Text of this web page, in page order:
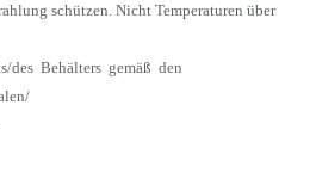
schützen. Nicht Temperaturen über
des Behälters gemäß den